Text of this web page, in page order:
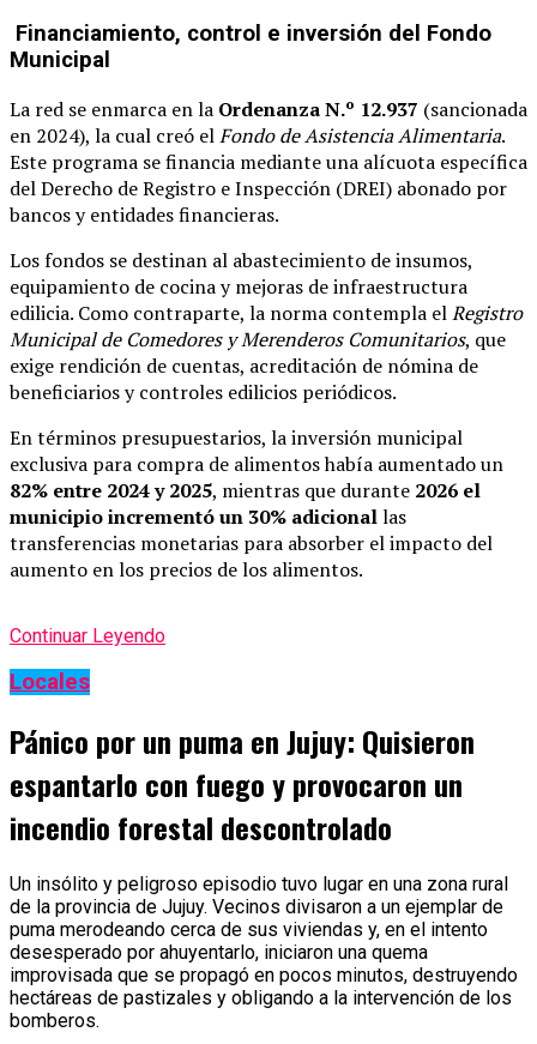
Financiamiento, control e inversión del Fondo
Municipal
La red se enmarca en la Ordenanza N.º 12.937 (sancionada
en 2024), la cual creó elFondo de Asistencia Alimentaria.
Este programa se financia mediante una alícuota específica
del Derecho de Registro e Inspección (DREI) abonado por
bancos y entidades financieras.
Los fondos se destinan al abastecimiento de insumos,
equipamiento de cocina y mejoras de infraestructura
edilicia. Como contraparte, la norma contempla elRegistro
Municipal de Comedores y Merenderos Comunitarios, que
exige rendición de cuentas, acreditación de nómina de
beneficiarios y controles edilicios periódicos.
En términos presupuestarios, la inversión municipal
exclusiva para compra de alimentos había aumentado un
82% entre 2024 y 2025, mientras que durante 2026 el
municipio incrementó un 30% adicionallas
transferencias monetarias para absorber el impacto del
aumento en los precios de los alimentos.
Continuar Leyendo
Locales
Pánico por un puma en Jujuy: Quisieron
espantarlo con fuego y provocaron un
incendio forestal descontrolado
Un insólito y peligroso episodio tuvo lugar en una zona rural
de la provincia de Jujuy. Vecinos divisaron a un ejemplar de
puma merodeando cerca de sus viviendas y, en el intento
desesperado por ahuyentarlo, iniciaron una quema
improvisada que se propagó en pocos minutos, destruyendo
hectáreas de pastizales y obligando a la intervención de los
bomberos.